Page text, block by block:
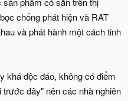
chống phát hiện và RAT
và phát hành một cách tinh
khá độc đáo, không có điểm
đây" nên các nhà nghiên